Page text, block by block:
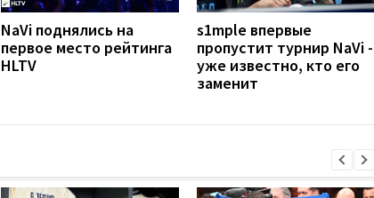
NaVi поднялись на
первое место рейтинга
HLTV
s1mple впервые
пропустит турнир NaVi -
уже известно, кто его
заменит